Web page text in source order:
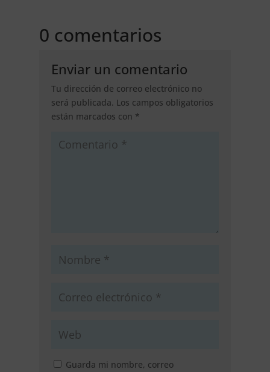
0 comentarios
Enviar un comentario
Tu dirección de correo electrónico no
será publicada. Los campos obligatorios
están marcados con *
Guarda mi nombre, correo